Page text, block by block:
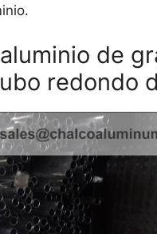
de
redondo